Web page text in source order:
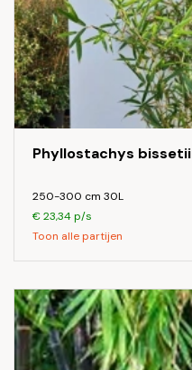
Phyllostachys bissetii
250-300 cm 30L
€ 23,34 p/s
Toon alle partijen